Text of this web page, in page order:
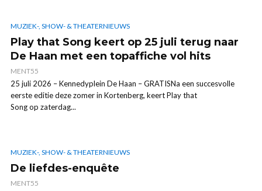
MUZIEK-, SHOW- & THEATERNIEUWS
Play that Song keert op 25 juli terug naar
De Haan met een topaffiche vol hits
MENT55
25 juli 2026 – Kennedyplein De Haan – GRATISNa een succesvolle
eerste editie deze zomer in Kortenberg, keert Play that
Song op zaterdag...
MUZIEK-, SHOW- & THEATERNIEUWS
De liefdes-enquête
MENT55